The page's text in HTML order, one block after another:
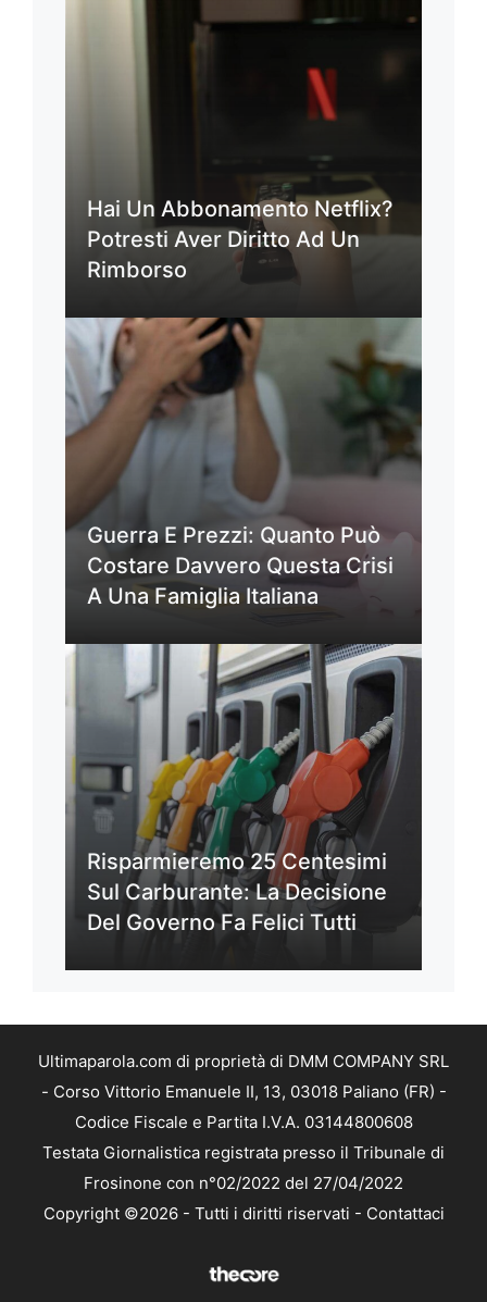
Hai Un Abbonamento Netflix?
Potresti Aver Diritto Ad Un
Rimborso
Guerra E Prezzi: Quanto Può
Costare Davvero Questa Crisi
A Una Famiglia Italiana
Risparmieremo 25 Centesimi
Sul Carburante: La Decisione
Del Governo Fa Felici Tutti
Ultimaparola.com di proprietà di DMM COMPANY SRL
- Corso Vittorio Emanuele II, 13, 03018 Paliano (FR) -
Codice Fiscale e Partita I.V.A. 03144800608
Testata Giornalistica registrata presso il Tribunale di
Frosinone con n°02/2022 del 27/04/2022
Copyright ©2026 - Tutti i diritti riservati - Contattaci